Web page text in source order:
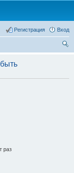
Вход
Регистрация
раз